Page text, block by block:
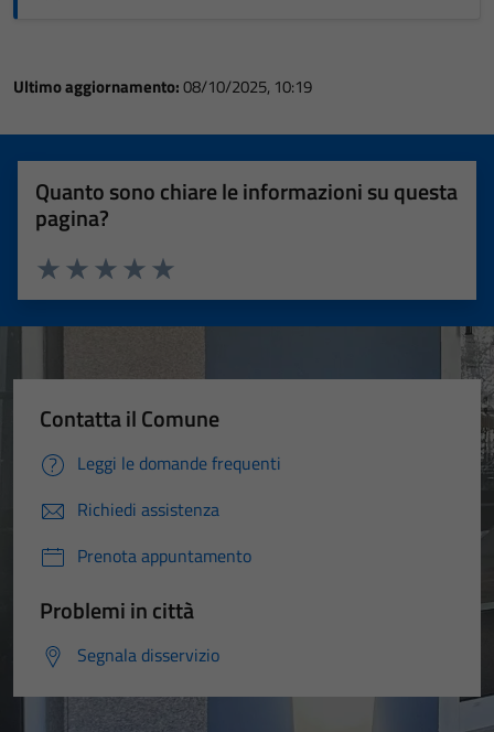
Ultimo aggiornamento:08/10/2025, 10:19
Quanto sono chiare le informazioni su questa
pagina?
Valuta 5 stelle su 5
Valuta 4 stelle su 5
Valuta 3 stelle su 5
Valuta 2 stelle su 5
Valuta 1 stelle su 5
Contatta il Comune
Leggi le domande frequenti
Richiedi assistenza
Prenota appuntamento
Problemi in città
Segnala disservizio